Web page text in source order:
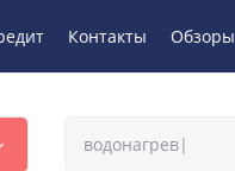
Контакты